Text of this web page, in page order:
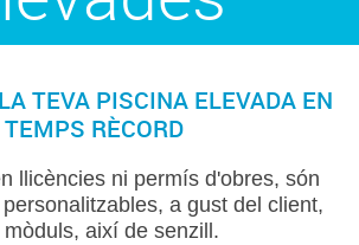
TEVA PISCINA ELEVADA EN
TEMPS RÈCORD
llicències ni permís d'obres, són
a gust del client,
mòduls, així de senzill.